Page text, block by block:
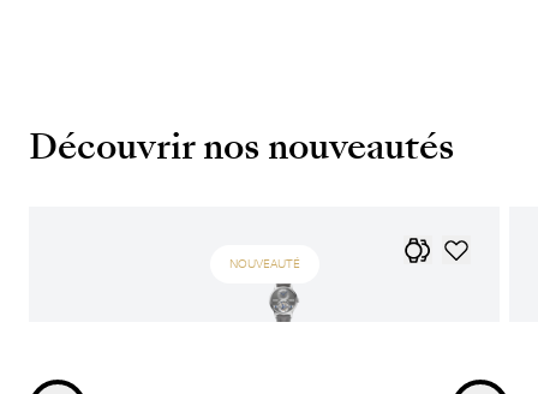
Découvrir nos nouveautés
NOUVEAUTÉ